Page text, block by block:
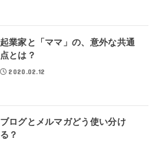
起業家と「ママ」の、意外な共通
点とは？
2020.02.12
ブログとメルマガどう使い分け
る？